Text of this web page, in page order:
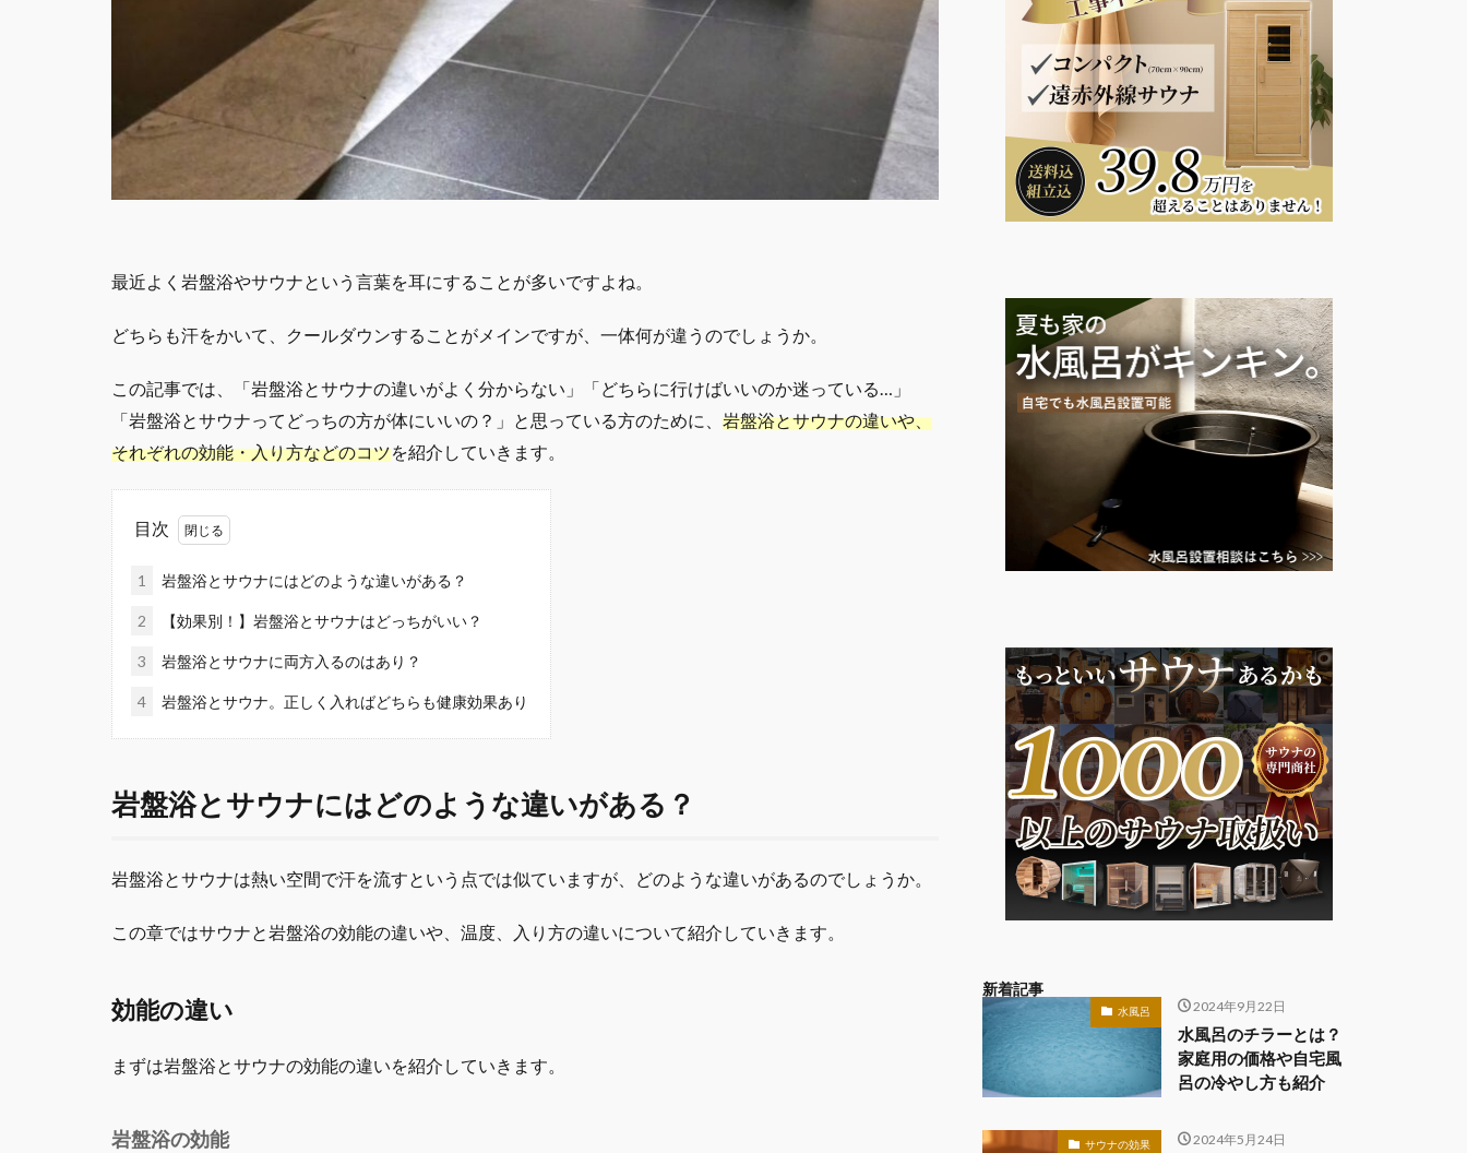
最近よく岩盤浴やサウナという言葉を耳にすることが多いですよね。
どちらも汗をかいて、クールダウンすることがメインですが、一体何が違うのでしょうか。
この記事では、「岩盤浴とサウナの違いがよく分からない」「どちらに行けばいいのか迷っている…」
「岩盤浴とサウナってどっちの方が体にいいの？」と思っている方のために、 岩盤浴とサウナの違いや、
それぞれの効能・入り方などのコツを紹介していきます。
目次
1 岩盤浴とサウナにはどのような違いがある？
2 【効果別！】岩盤浴とサウナはどっちがいい？
3 岩盤浴とサウナに両方入るのはあり？
4 岩盤浴とサウナ。正しく入ればどちらも健康効果あり
岩盤浴とサウナにはどのような違いがある？
岩盤浴とサウナは熱い空間で汗を流すという点では似ていますが、どのような違いがあるのでしょうか。
この章ではサウナと岩盤浴の効能の違いや、温度、入り方の違いについて紹介していきます。
効能の違い
まずは岩盤浴とサウナの効能の違いを紹介していきます。
岩盤浴の効能
新着記事
水風呂 2024年9月22日
水風呂のチラーとは？
家庭用の価格や自宅風
呂の冷やし方も紹介
サウナの効果 2024年5月24日